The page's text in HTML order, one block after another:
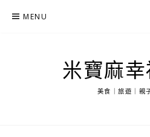
MENU
米寶麻
美食｜旅遊｜親